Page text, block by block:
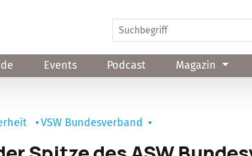
Events Podcast Magazin
VSW Bundesverband